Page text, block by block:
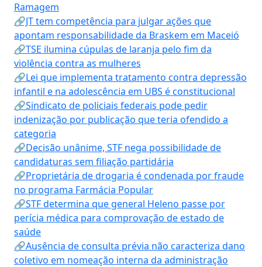
Ramagem
🔗JT tem competência para julgar ações que
apontam responsabilidade da Braskem em Maceió
🔗TSE ilumina cúpulas de laranja pelo fim da
violência contra as mulheres
🔗Lei que implementa tratamento contra depressão
infantil e na adolescência em UBS é constitucional
🔗Sindicato de policiais federais pode pedir
indenização por publicação que teria ofendido a
categoria
🔗Decisão unânime, STF nega possibilidade de
candidaturas sem filiação partidária
🔗Proprietária de drogaria é condenada por fraude
no programa Farmácia Popular
🔗STF determina que general Heleno passe por
perícia médica para comprovação de estado de
saúde
🔗Ausência de consulta prévia não caracteriza dano
coletivo em nomeação interna da administração